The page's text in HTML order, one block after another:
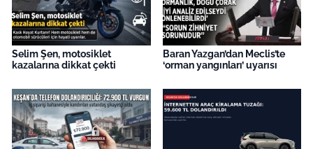
Selim Şen, motosiklet
kazalarına dikkat çekti
Baran Yazgan’dan Meclis’te
‘orman yangınları’ uyarısı